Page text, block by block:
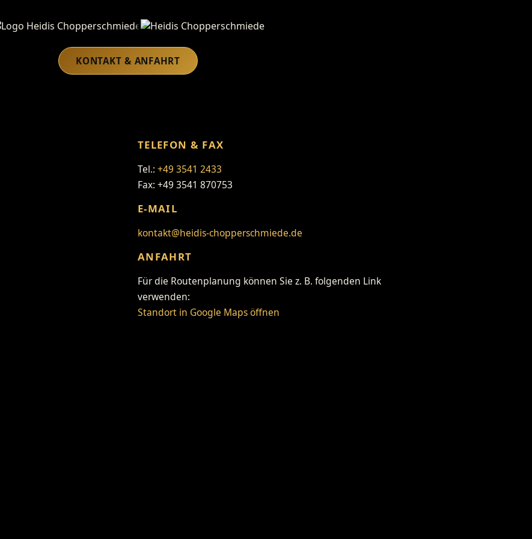
Heidis Chopperschmiede
KONTAKT & ANFAHRT
TELEFON & FAX
Tel.: +49 3541 2433
Fax: +49 3541 870753
E-MAIL
kontakt@heidis-chopperschmiede.de
ANFAHRT
Für die Routenplanung können Sie z. B. folgenden Link
verwenden:
Standort in Google Maps öffnen